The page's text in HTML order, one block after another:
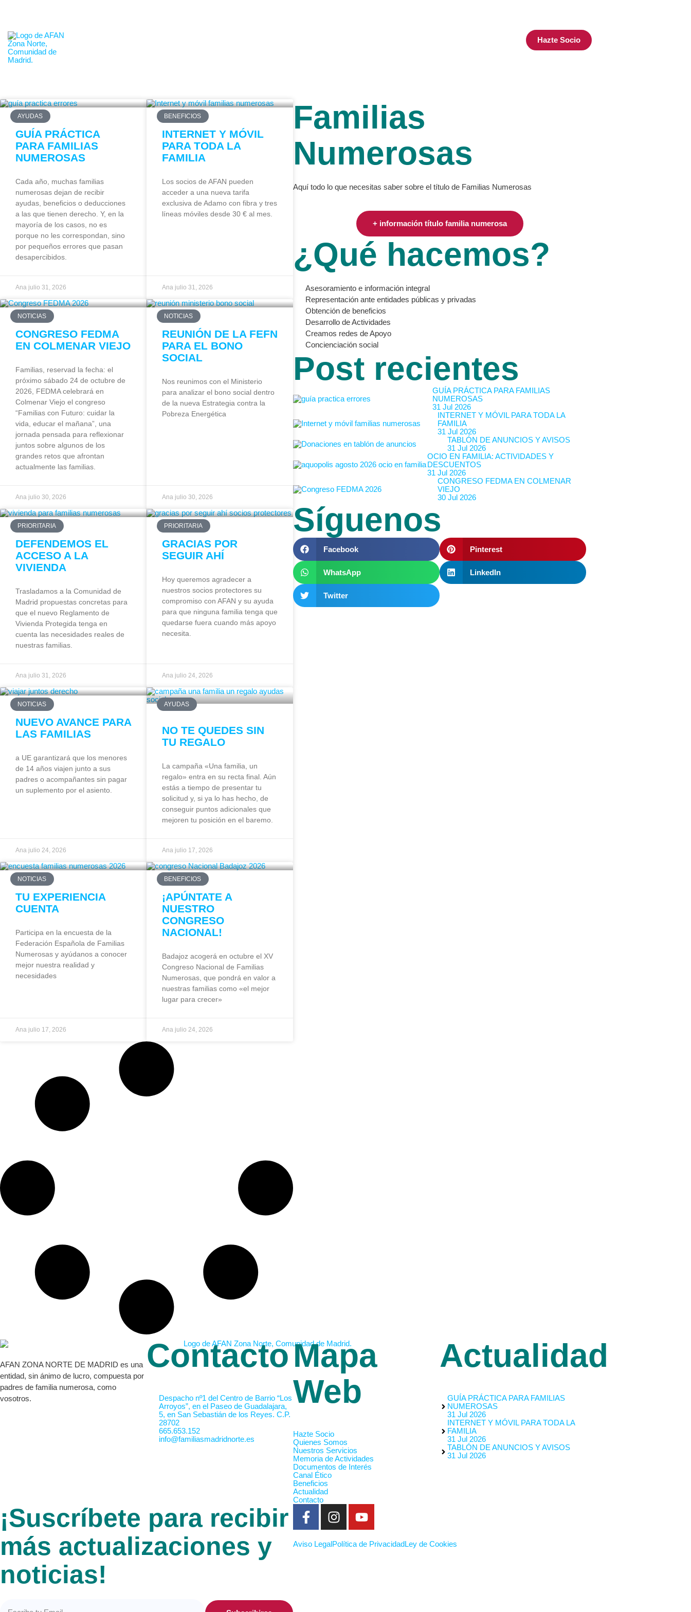
Hazte Socio
AYUDAS
GUÍA PRÁCTICA
PARA FAMILIAS
NUMEROSAS
Cada año, muchas familias
numerosas dejan de recibir
ayudas, beneficios o deducciones
a las que tienen derecho. Y, en la
mayoría de los casos, no es
porque no les correspondan, sino
por pequeños errores que pasan
desapercibidos.
Ana julio 31, 2026
BENEFICIOS
INTERNET Y MÓVIL
PARA TODA LA
FAMILIA
Los socios de AFAN pueden
acceder a una nueva tarifa
exclusiva de Adamo con fibra y tres
líneas móviles desde 30 € al mes.
Ana julio 31, 2026
NOTICIAS
CONGRESO FEDMA
EN COLMENAR VIEJO
Familias, reservad la fecha: el
próximo sábado 24 de octubre de
2026, FEDMA celebrará en
Colmenar Viejo el congreso
“Familias con Futuro: cuidar la
vida, educar el mañana”, una
jornada pensada para reflexionar
juntos sobre algunos de los
grandes retos que afrontan
actualmente las familias.
Ana julio 30, 2026
NOTICIAS
REUNIÓN DE LA FEFN
PARA EL BONO
SOCIAL
Nos reunimos con el Ministerio
para analizar el bono social dentro
de la nueva Estrategia contra la
Pobreza Energética
Ana julio 30, 2026
PRIORITARIA
DEFENDEMOS EL
ACCESO A LA
VIVIENDA
Trasladamos a la Comunidad de
Madrid propuestas concretas para
que el nuevo Reglamento de
Vivienda Protegida tenga en
cuenta las necesidades reales de
nuestras familias.
Ana julio 31, 2026
PRIORITARIA
GRACIAS POR
SEGUIR AHÍ
Hoy queremos agradecer a
nuestros socios protectores su
compromiso con AFAN y su ayuda
para que ninguna familia tenga que
quedarse fuera cuando más apoyo
necesita.
Ana julio 24, 2026
NOTICIAS
NUEVO AVANCE PARA
LAS FAMILIAS
a UE garantizará que los menores
de 14 años viajen junto a sus
padres o acompañantes sin pagar
un suplemento por el asiento.
Ana julio 24, 2026
AYUDAS
NO TE QUEDES SIN
TU REGALO
La campaña «Una familia, un
regalo» entra en su recta final. Aún
estás a tiempo de presentar tu
solicitud y, si ya lo has hecho, de
conseguir puntos adicionales que
mejoren tu posición en el baremo.
Ana julio 17, 2026
NOTICIAS
TU EXPERIENCIA
CUENTA
Participa en la encuesta de la
Federación Española de Familias
Numerosas y ayúdanos a conocer
mejor nuestra realidad y
necesidades
Ana julio 17, 2026
BENEFICIOS
¡APÚNTATE A
NUESTRO
CONGRESO
NACIONAL!
Badajoz acogerá en octubre el XV
Congreso Nacional de Familias
Numerosas, que pondrá en valor a
nuestras familias como «el mejor
lugar para crecer»
Ana julio 24, 2026
Familias
Numerosas
Aquí todo lo que necesitas saber sobre el título de Familias Numerosas
+ información título familia numerosa
¿Qué hacemos?
Asesoramiento e información integral
Representación ante entidades públicas y privadas
Obtención de beneficios
Desarrollo de Actividades
Creamos redes de Apoyo
Concienciación social
Post recientes
GUÍA PRÁCTICA PARA FAMILIAS
NUMEROSAS
31 Jul 2026
INTERNET Y MÓVIL PARA TODA LA
FAMILIA
31 Jul 2026
TABLÓN DE ANUNCIOS Y AVISOS
31 Jul 2026
OCIO EN FAMILIA: ACTIVIDADES Y
DESCUENTOS
31 Jul 2026
CONGRESO FEDMA EN COLMENAR
VIEJO
30 Jul 2026
Síguenos
Facebook Pinterest
WhatsApp LinkedIn
Twitter
AFAN ZONA NORTE DE MADRID es una
entidad, sin ánimo de lucro, compuesta por
padres de familia numerosa, como
vosotros.
Contacto
Despacho nº1 del Centro de Barrio “Los
Arroyos”, en el Paseo de Guadalajara,
5, en San Sebastián de los Reyes. C.P.
28702
665.653.152
info@familiasmadridnorte.es
Mapa
Web
Hazte Socio
Quienes Somos
Nuestros Servicios
Memoria de Actividades
Documentos de Interés
Canal Ético
Beneficios
Actualidad
Contacto
Actualidad
GUÍA PRÁCTICA PARA FAMILIAS
NUMEROSAS
31 Jul 2026
INTERNET Y MÓVIL PARA TODA LA
FAMILIA
31 Jul 2026
TABLÓN DE ANUNCIOS Y AVISOS
31 Jul 2026
¡Suscríbete para recibir
más actualizaciones y
noticias!
Aviso LegalPolítica de PrivacidadLey de Cookies